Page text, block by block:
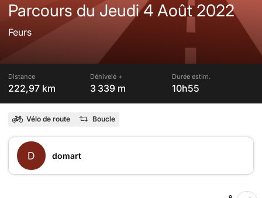
Parcours du Jeudi 4 Août 2022
Feurs
Distance
222,97 km
Dénivelé +
3 339 m
Durée estim.
10h55
Vélo de route Boucle
D domart